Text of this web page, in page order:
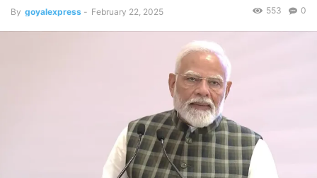
By goyalexpress - February 22, 2025 0
553